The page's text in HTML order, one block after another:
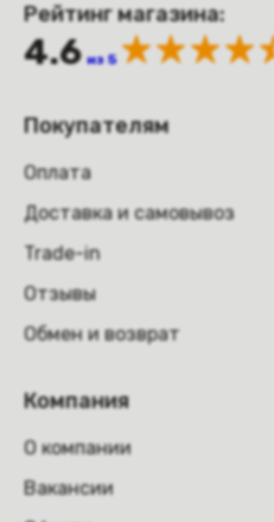
Рейтинг магазина:
4.6 из 5
Покупателям
Оплата
Доставка и самовывоз
Trade-in
Отзывы
Обмен и возврат
Компания
О компании
Вакансии